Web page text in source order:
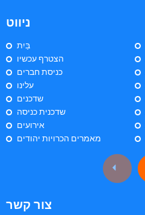
ניווט
בַּיִת
הצטרף עכשיו
כניסת חברים
עלינו
שדכנים
שדכנית כניסה
אירועים
מאמרים הכרויות יהודים
צור קשר